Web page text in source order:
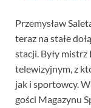
Przemysław
teraz na stałe
stacji. Były
telewizyjnym, z
jak i sportowcy.
gości Magazynu